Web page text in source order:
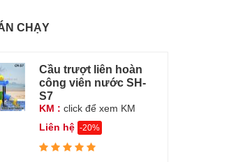
CHẠY
Cầu trượt liên hoàn
công viên nước SH-
S7
KM : click để xem KM
Liên hệ -20%